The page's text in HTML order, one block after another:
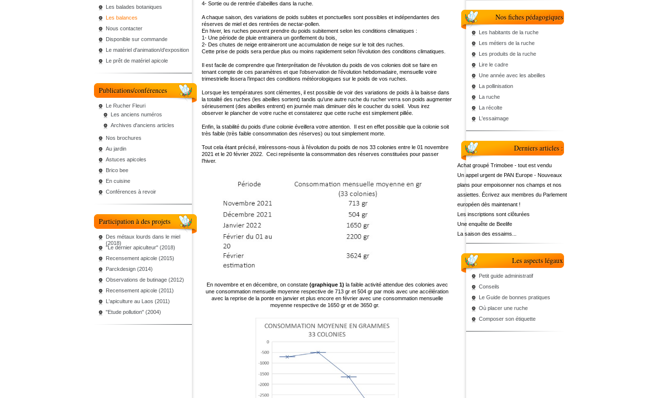
Les balades botaniques
Les balances
Nous contacter
Disponible sur commande
Le matériel d'animation/d'exposition
Le prêt de matériel apicole
Publications/conférences
Le Rucher Fleuri
Les anciens numéros
Archives d'anciens articles
Nos brochures
Au jardin
Astuces apicoles
Brico bee
En cuisine
Conférences à revoir
Participation à des projets
Des métaux lourds dans le miel
(2018)
"Le dernier apiculteur" (2018)
Recensement apicole (2015)
Parckdesign (2014)
Observations de butinage (2012)
Recensement apicole (2011)
L'apiculture au Laos (2011)
"Etude pollution" (2004)
4- Sortie ou de rentrée d’abeilles dans la ruche.
A chaque saison, des variations de poids subites et ponctuelles sont possibles et indépendantes des
réserves de miel et des rentrées de nectar-pollen.
En hiver, les ruches peuvent prendre du poids subitement selon les conditions climatiques :
1- Une période de pluie entrainera un gonflement du bois,
2- Des chutes de neige entraineront une accumulation de neige sur le toit des ruches.
Cette prise de poids sera perdue plus ou moins rapidement selon l’évolution des conditions climatiques.
Il est facile de comprendre que l’interprétation de l’évolution du poids de vos colonies doit se faire en
tenant compte de ces paramètres et que l’observation de l’évolution hebdomadaire, mensuelle voire
trimestrielle lissera l’impact des conditions météorologiques sur le poids de vos ruches.
Lorsque les températures sont clémentes, il est possible de voir des variations de poids à la baisse dans
la totalité des ruches (les abeilles sortent) tandis qu’une autre ruche du rucher verra son poids augmenter
sérieusement (des abeilles entrent) en journée mais diminuer dès le coucher du soleil. Vous irez
observer le plancher de votre ruche et constaterez que cette ruche est simplement pillée.
Enfin, la stabilité du poids d’une colonie éveillera votre attention. Il est en effet possible que la colonie soit
très faible (très faible consommation des réserves) ou tout simplement morte.
Tout cela étant précisé, intéressons-nous à l’évolution du poids de nos 33 colonies entre le 01 novembre
2021 et le 20 février 2022. Ceci représente la consommation des réserves constituées pour passer
l’hiver.
En novembre et en décembre, on constate (graphique 1) la faible activité attendue des colonies avec
une consommation mensuelle moyenne respective de 713 gr et 504 gr par mois avec une accélération
avec la reprise de la ponte en janvier et plus encore en février avec une consommation mensuelle
moyenne respective de 1650 gr et de 3650 gr.
Nos fiches pédagogiques
Les habitants de la ruche
Les métiers de la ruche
Les produits de la ruche
Lire le cadre
Une année avec les abeilles
La pollinisation
La ruche
La récolte
L'essaimage
Derniers articles :
Achat groupé Trimobee - tout est vendu
Un appel urgent de PAN Europe - Nouveaux
plans pour empoisonner nos champs et nos
assiettes. Écrivez aux membres du Parlement
européen dès maintenant !
Les inscriptions sont clôturées
Une enquête de Beelife
La saison des essaims...
Les aspects légaux
Petit guide administratif
Conseils
Le Guide de bonnes pratiques
Où placer une ruche
Composer son étiquette